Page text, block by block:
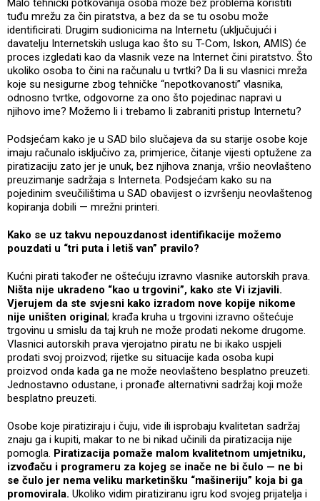
Malo tehnički potkovanija osoba može bez problema koristiti
tuđu mrežu za čin piratstva, a bez da se tu osobu može
identificirati. Drugim sudionicima na Internetu (uključujući i
davatelju Internetskih usluga kao što su T-Com, Iskon, AMIS) će
proces izgledati kao da vlasnik veze na Internet čini piratstvo. Što
ukoliko osoba to čini na računalu u tvrtki? Da li su vlasnici mreža
koje su nesigurne zbog tehničke “nepotkovanosti” vlasnika,
odnosno tvrtke, odgovorne za ono što pojedinac napravi u
njihovo ime? Možemo li i trebamo li zabraniti pristup Internetu?
Podsjećam kako je u SAD bilo slučajeva da su starije osobe koje
imaju računalo isključivo za, primjerice, čitanje vijesti optužene za
piratizaciju zato jer je unuk, bez njihova znanja, vršio neovlašteno
preuzimanje sadržaja s Interneta. Podsjećam kako su na
pojedinim sveučilištima u SAD obavijest o izvršenju neovlaštenog
kopiranja dobili — mrežni printeri.
Kako se uz takvu nepouzdanost identifikacije možemo
pouzdati u “tri puta i letiš van” pravilo?
Kućni pirati također ne oštećuju izravno vlasnike autorskih prava.
Ništa nije ukradeno “kao u trgovini”, kako ste Vi izjavili.
Vjerujem da ste svjesni kako izradom nove kopije nikome
nije uništen original; krađa kruha u trgovini izravno oštećuje
trgovinu u smislu da taj kruh ne može prodati nekome drugome.
Vlasnici autorskih prava vjerojatno piratu ne bi ikako uspjeli
prodati svoj proizvod; rijetke su situacije kada osoba kupi
proizvod onda kada ga ne može neovlašteno besplatno preuzeti.
Jednostavno odustane, i pronađe alternativni sadržaj koji može
besplatno preuzeti.
Osobe koje piratiziraju i čuju, vide ili isprobaju kvalitetan sadržaj
znaju ga i kupiti, makar to ne bi nikad učinili da piratizacija nije
pomogla. Piratizacija pomaže malom kvalitetnom umjetniku,
izvođaču i programeru za kojeg se inače ne bi čulo — ne bi
se čulo jer nema veliku marketinšku “mašineriju” koja bi ga
promovirala. Ukoliko vidim piratiziranu igru kod svojeg prijatelja i